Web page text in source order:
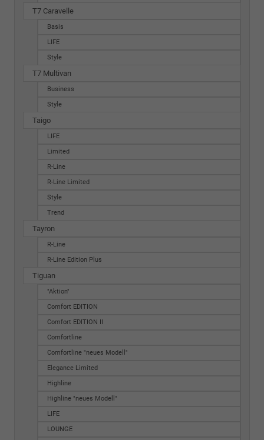
T7 Caravelle
Basis
LIFE
Style
T7 Multivan
Business
Style
Taigo
LIFE
Limited
R-Line
R-Line Limited
Style
Trend
Tayron
R-Line
R-Line Edition Plus
Tiguan
"Aktion"
Comfort EDITION
Comfort EDITION II
Comfortline
Comfortline "neues Modell"
Elegance Limited
Highline
Highline "neues Modell"
LIFE
LOUNGE